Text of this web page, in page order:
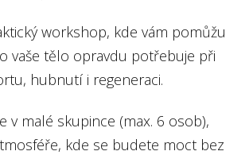
workshop, kde vám pomůžu
vaše tělo opravdu potřebuje při
hubnutí i regeneraci.
v malé skupince (max. 6 osob),
kde se budete moct bez